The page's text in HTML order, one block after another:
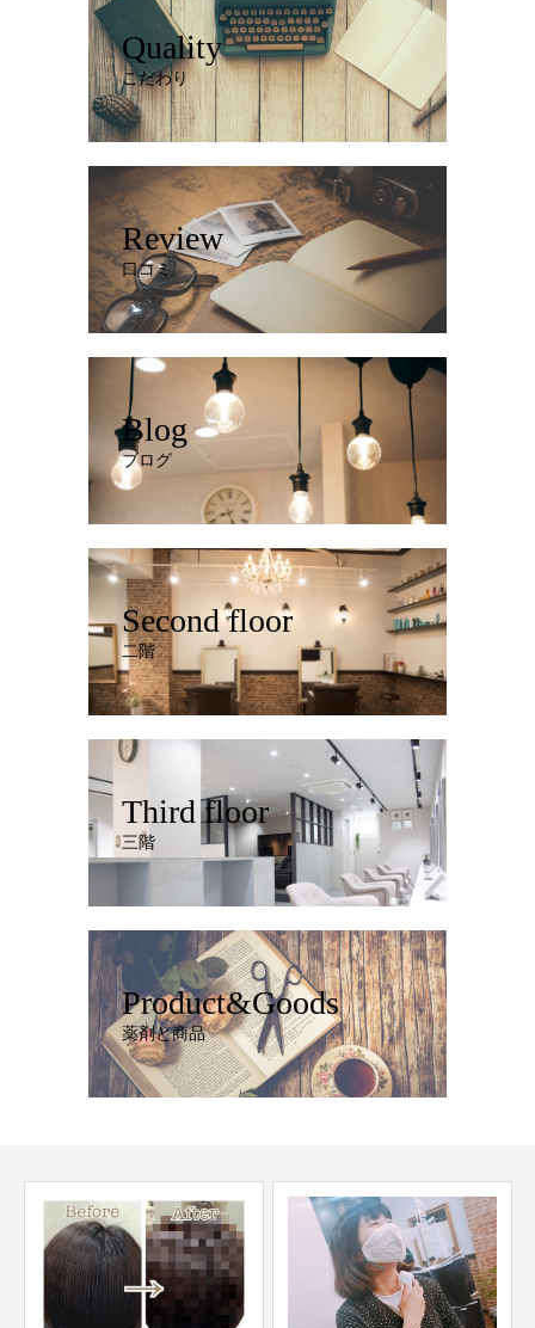
Quality
こだわり
Review
口コミ
Blog
ブログ
Second floor
二階
Third floor
三階
Product&Goods
薬剤と商品